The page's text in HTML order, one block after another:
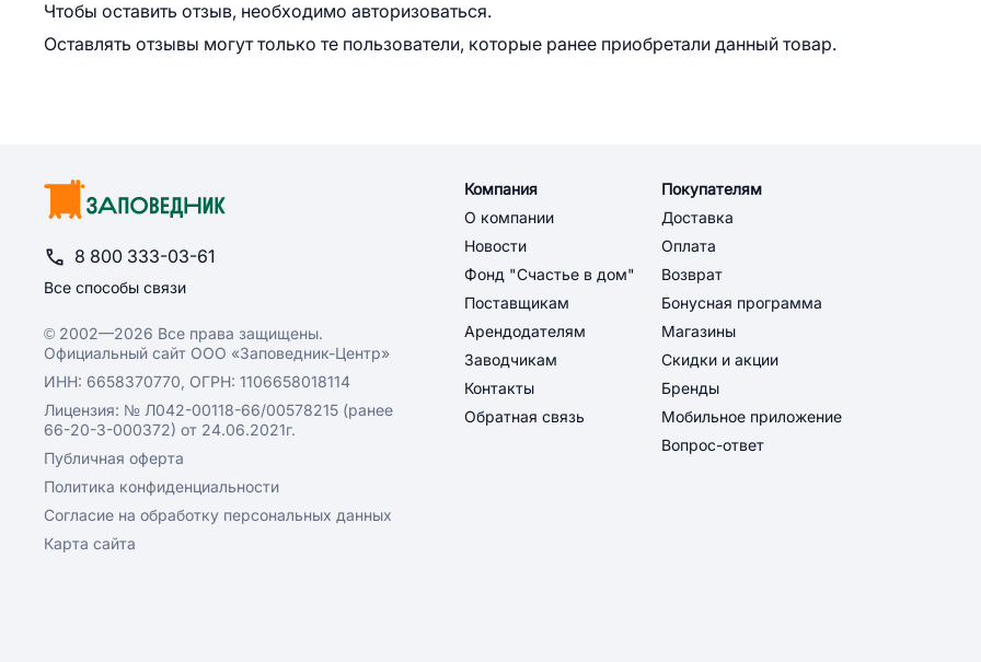
Чтобы оставить отзыв, необходимо авторизоваться.
Оставлять отзывы могут только те пользователи, которые ранее приобретали данный товар.
8 800 333-03-61
Все способы связи
© 2002—2026 Все права защищены.
Официальный сайт ООО «Заповедник-Центр»
ИНН: 6658370770, ОГРН: 1106658018114
Лицензия: № Л042-00118-66/00578215 (ранее
66-20-3-000372) от 24.06.2021г.
Публичная оферта
Политика конфиденциальности
Согласие на обработку персональных данных
Карта сайта
Компания
О компании
Новости
Фонд "Счастье в дом"
Поставщикам
Арендодателям
Заводчикам
Контакты
Обратная связь
Покупателям
Доставка
Оплата
Возврат
Бонусная программа
Магазины
Скидки и акции
Бренды
Мобильное приложение
Вопрос-ответ